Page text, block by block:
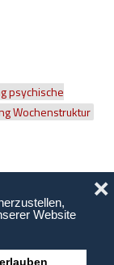
Website
❌
psychische
Wochenstruktur